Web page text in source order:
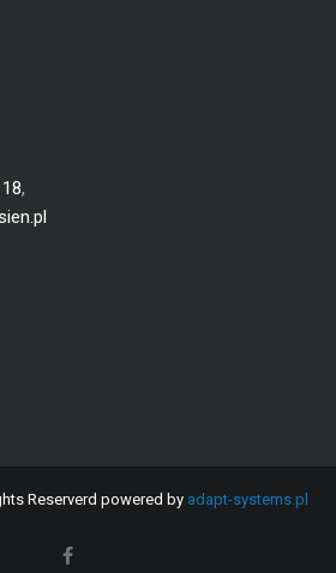
,
Reserverd powered by adapt-systems.pl